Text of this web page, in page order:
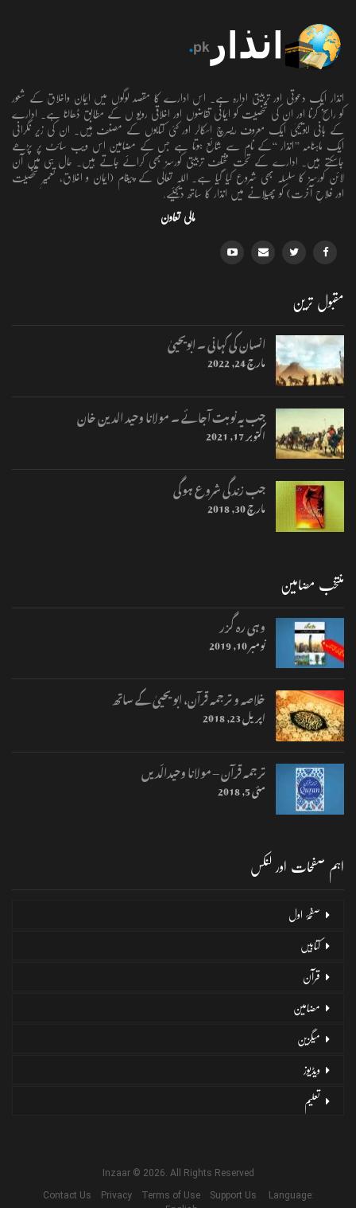
انذار ایک دعوتی اور تربیتی ادارہ ہے۔ اس ادارے کا مقصد لوگوں میں ایمان واخلاق کے شعور
کو راسخ کرنا اور ان کی شخصیت کو ایمانی تقاضوں اور اخلاقی رویو ں کے مطابق ڈھالنا ہے۔ ادارے
کے بانی ابویحییٰ ایک معروف ریسرچ اسکالر اور کئی کتابوں کے مصنف ہیں۔ ان کی زیر نگرانی
ایک ماہنامہ ’’انذار ‘‘کے نام سے شائع ہوتا ہے جس کے مضامین اس ویب سائٹ پر پڑھے
جاسکتے ہیں۔ ادارے کے تحت مختلف تربیتی کورسز بھی کرائے جاتے ہیں۔ حال ہی میں آن
لائن کورسز کا سلسلہ بھی شروع کیا گیا ہے۔ اللہ تعالٰی کے پیغام (ایمان و اخلاق، تعمیرِ شخصیت
اور فلاحِ آخرت) کو پھیلانے میں انذار کا ساتھ دیجئیے.
مالی تعاون
مقبول ترین
انسان کی کہانی ۔ ابویحییٰ
مارچ 24, 2022
جب یہ نوبت آجائے ۔ مولانا وحید الدین خان
اکتوبر 17, 2021
جب زندگی شروع ہوگی
مارچ 30, 2018
منتخب مضامین
وہی رہ گزر
نومبر 10, 2019
خلاصہ و ترجمہ قرآن، ابو یحییٰ کے ساتھ
اپریل 23, 2018
ترجمہ قرآن – مولانا وحیدالّدیں
مئی 5, 2018
اہم صفحات اور لنکس
صفحۂ اول
کتابیں
قرآن
مضامین
میگزین
ویڈیوز
تعلیم
Inzaar © 2026. All Rights Reserved
Contact Us
Privacy Terms of Use Support Us
Language: